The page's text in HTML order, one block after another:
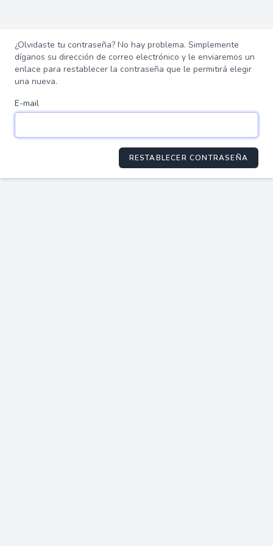
¿Olvidaste tu contraseña? No hay problema. Simplemente
díganos su dirección de correo electrónico y le enviaremos un
enlace para restablecer la contraseña que le permitirá elegir
una nueva.
E-mail
RESTABLECER CONTRASEÑA